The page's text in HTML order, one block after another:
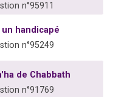
n°95911
handicapé
n°95249
de Chabbath
n°91769